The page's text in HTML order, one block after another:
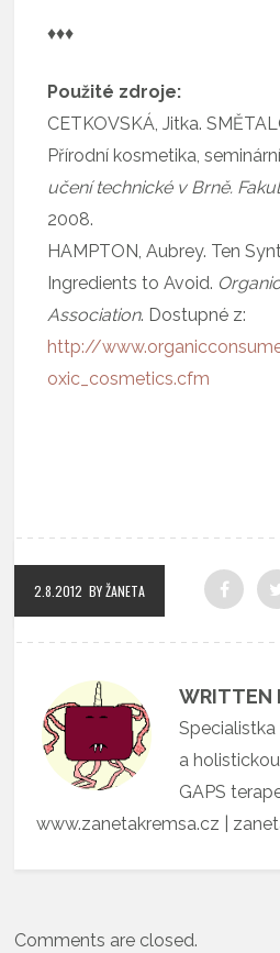
♦♦♦
Použité zdroje:
CETKOVSKÁ, Jitka.
Přírodní kosmetika,
učení technické v Brně.
2008.
HAMPTON, Aubrey. Ten
Ingredients to Avoid.
Association. Dostupné z:
http://
oxic_cosmetics.cfm
2.8.2012 BY ŽANETA
WRITTEN
a
GAPS
www.zanetakremsa.cz |
Comments are closed.